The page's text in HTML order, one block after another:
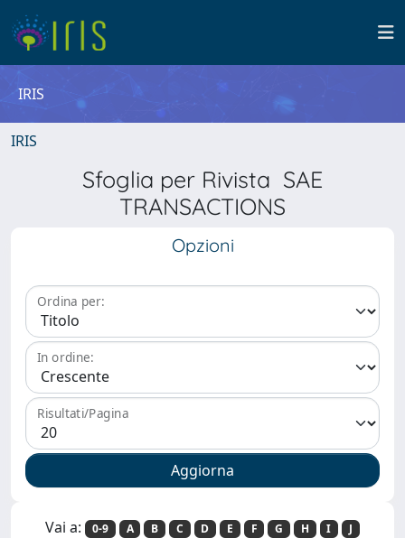
IRIS
IRIS
Sfoglia per Rivista SAE
TRANSACTIONS
Opzioni
Ordina per:
In ordine:
Risultati/Pagina
Vai a: 0-9 A B C D E F G H I
J